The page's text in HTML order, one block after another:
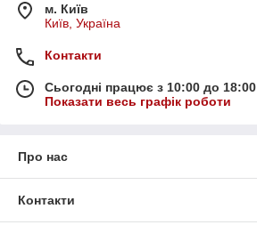
м. Київ
Київ, Україна
Контакти
Сьогодні працює з 10:00 до 18:00
Показати весь графік роботи
Про нас
Контакти